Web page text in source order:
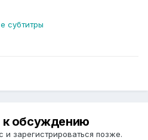
субтитры
к обсуждению
зарегистрироваться позже.